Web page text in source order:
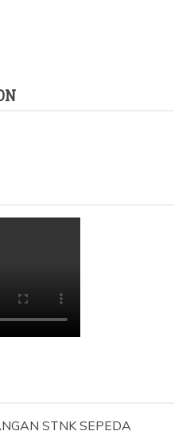
STNK SEPEDA